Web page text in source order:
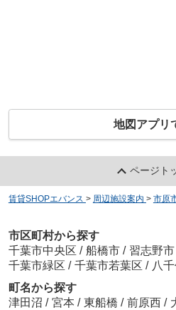
地図アプリ
ページト
賃貸SHOPエバンス > 周辺施設案内 > 市原
市区町村から探す
千葉市中央区 / 船橋市 / 習志野市
千葉市緑区 / 千葉市若葉区 / 八
町名から探す
津田沼 / 宮本 / 東船橋 / 前原西 /